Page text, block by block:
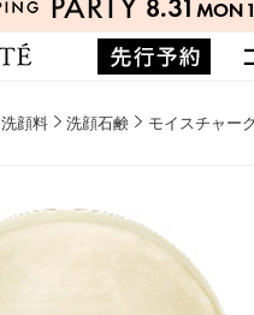
洗顔料 洗顔石鹸 モイスチャー